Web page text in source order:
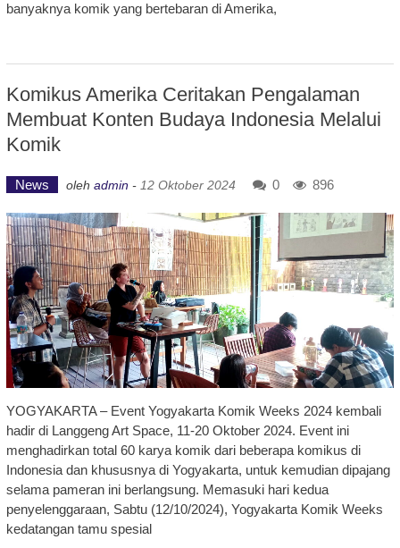
banyaknya komik yang bertebaran di Amerika,
Komikus Amerika Ceritakan Pengalaman
Membuat Konten Budaya Indonesia Melalui
Komik
News oleh admin - 12 Oktober 2024 0 896
YOGYAKARTA – Event Yogyakarta Komik Weeks 2024 kembali
hadir di Langgeng Art Space, 11-20 Oktober 2024. Event ini
menghadirkan total 60 karya komik dari beberapa komikus di
Indonesia dan khususnya di Yogyakarta, untuk kemudian dipajang
selama pameran ini berlangsung. Memasuki hari kedua
penyelenggaraan, Sabtu (12/10/2024), Yogyakarta Komik Weeks
kedatangan tamu spesial